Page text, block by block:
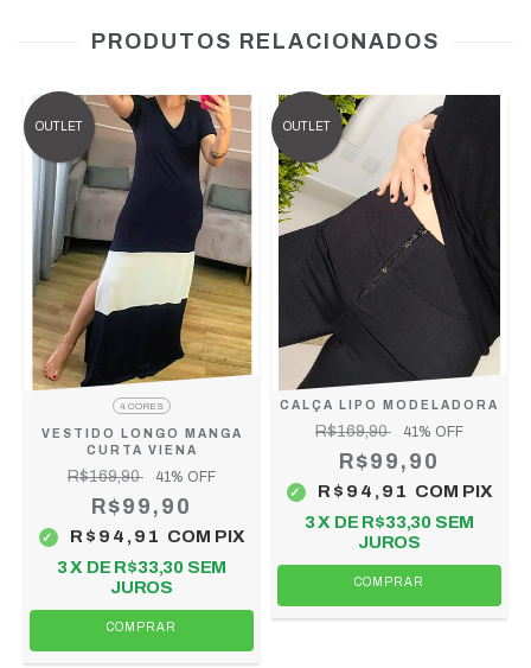
PRODUTOS RELACIONADOS
OUTLET
4 CORES
VESTIDO LONGO MANGA
CURTA VIENA
R$169,90 41% OFF
R$99,90
R$94,91 COM PIX
3 X DE R$33,30 SEM
JUROS
COMPRAR
OUTLET
CALÇA LIPO MODELADORA
R$169,90 41% OFF
R$99,90
R$94,91 COM PIX
3 X DE R$33,30 SEM
JUROS
COMPRAR